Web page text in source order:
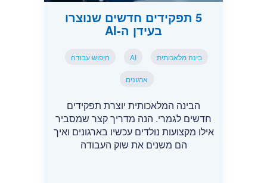
5 תפקידים חדשים שנוצרו
בעידן ה-AI
בינה מלאכותית AI חיפוש עבודה
ארגונים
הבינה המלאכותית יוצרת תפקידים
חדשים לגמרי. הנה מדריך קצר שמסביר
אילו מקצועות נולדים עכשיו בארגונים ואיך
הם משנים את שוק העבודה